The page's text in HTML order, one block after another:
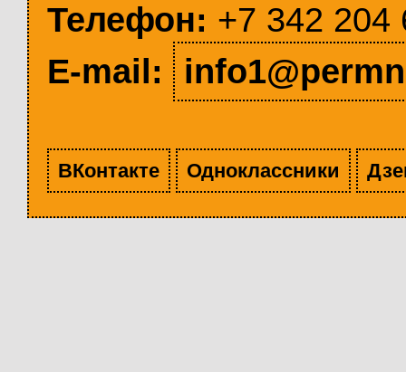
Телефон: +7 342 204
E-mail:
ВКонтакте Одноклассники